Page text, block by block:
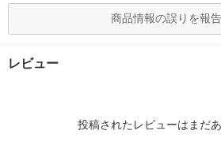
商品情報の誤りを報
レビュー
投稿されたレビューはまだあ